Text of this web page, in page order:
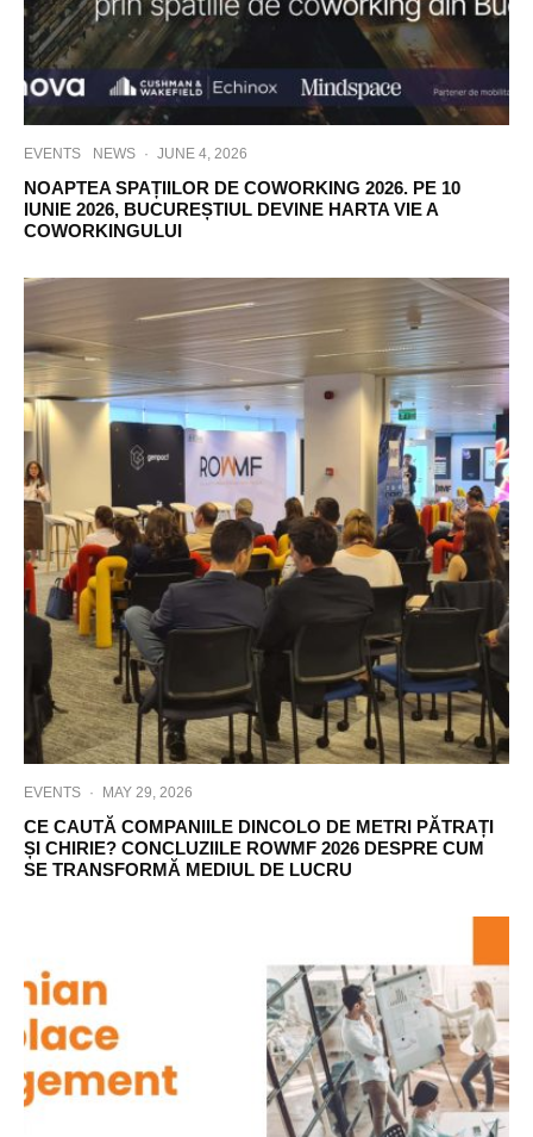
EVENTS NEWS · JUNE 4, 2026
NOAPTEA SPAȚIILOR DE COWORKING 2026. PE 10
IUNIE 2026, BUCUREȘTIUL DEVINE HARTA VIE A
COWORKINGULUI
EVENTS · MAY 29, 2026
CE CAUTĂ COMPANIILE DINCOLO DE METRI PĂTRAȚI
ȘI CHIRIE? CONCLUZIILE ROWMF 2026 DESPRE CUM
SE TRANSFORMĂ MEDIUL DE LUCRU